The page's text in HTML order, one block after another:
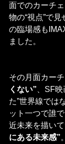
面でのカーチ
物の“視点”で
の臨場感も
ました。
その月面カー
くない” 、SF
た”世界線では
ット一つで誰
近未来を描い
にある未来感”